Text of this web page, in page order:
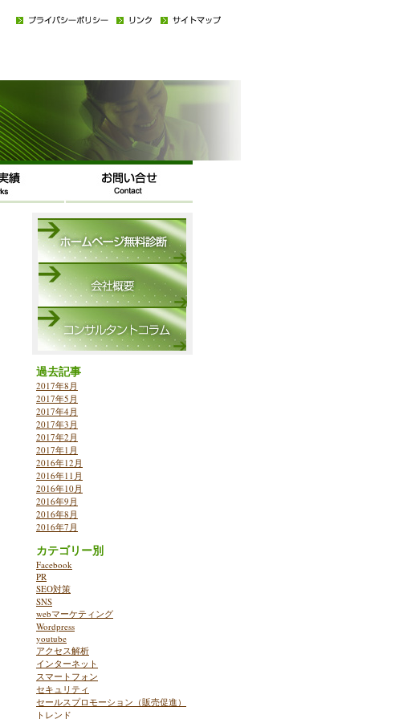
過去記事
2017年8月
2017年5月
2017年4月
2017年3月
2017年2月
2017年1月
2016年12月
2016年11月
2016年10月
2016年9月
2016年8月
2016年7月
カテゴリー別
Facebook
PR
SEO対策
SNS
webマーケティング
Wordpress
youtube
アクセス解析
インターネット
スマートフォン
セキュリティ
セールスプロモーション（販売促進）
トレンド